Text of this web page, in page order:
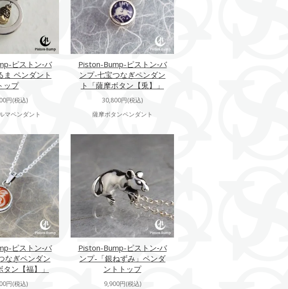
ピストン‐バ
ま ペンダント
ップ
円(税込)
マペンダント
Piston-Bump-ピストン‐バ
ンプ-七宝つなぎペンダン
ト「薩摩ボタン【兎】」
30,800円(税込)
薩摩ボタンペンダント
ピストン‐バ
なぎペンダン
タン【福】」
円(税込)
Piston-Bump-ピストン‐バ
ンプ-「銀ねずみ」ペンダ
ントトップ
9,900円(税込)